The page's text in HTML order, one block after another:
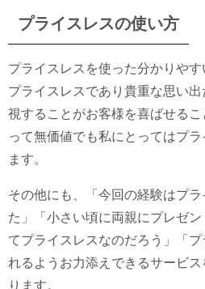
プライスレスの使い方
プライスレスを使った分かりや
プライスレスであり貴重な思い
視することがお客様を喜ばせる
って無価値でも私にとってはプ
ます。
その他にも、「今回の経験はプ
た」「小さい頃に両親にプレゼ
てプライスレスなのだろう」「
れるようお力添えできるサービ
ります。